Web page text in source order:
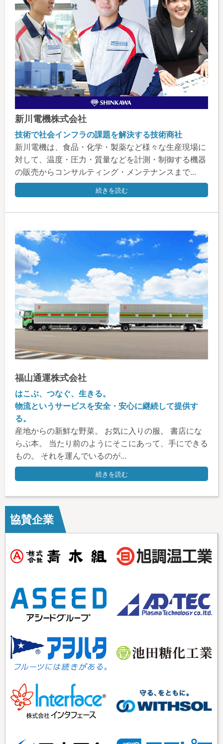
新川電機株式会社
技術で社会インフラの課題を解決する技術商社
新川電機は、食品・化学・製薬など様々な生産現場に
対して、温度・圧力・質量などを計測・制御する機器
の販売からコンサルティング・メンテナンスまで...
続きを読む
福山通運株式会社
はこぶ、つなぐ、生きる。
物流というサービスを安全・安心に継続して提供す
る。
産地からの新鮮な野菜。 お気に入りの服。 書店にな
らぶ本。 当たり前のようにそこにあって、手にできる
もの。 それを運んでいるのが...
続きを読む
協賛企業